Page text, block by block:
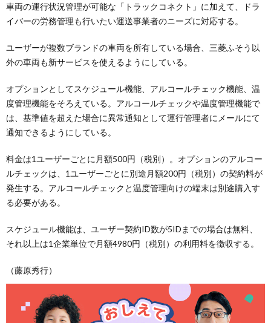
車両の運行状況管理が可能な「トラックコネクト」に加えて、ドラ
イバーの労務管理も行いたい運送事業者のニーズに対応する。
ユーザーが複数ブランドの車両を所有している場合、三菱ふそう以
外の車両も新サービスを使えるようにしている。
オプションとしてスケジュール機能、アルコールチェック機能、温
度管理機能をそろえている。アルコールチェックや温度管理機能で
は、基準値を超えた場合に異常通知として運行管理者にメールにて
通知できるようにしている。
料金は1ユーザーごとに月額500円（税別）。オプションのアルコー
ルチェックは、1ユーザーごとに別途月額200円（税別）の契約料が
発生する。アルコールチェックと温度管理向けの端末は別途購入す
る必要がある。
スケジュール機能は、ユーザー契約ID数が5IDまでの場合は無料、
それ以上は1企業単位で月額4980円（税別）の利用料を徴収する。
（藤原秀行）